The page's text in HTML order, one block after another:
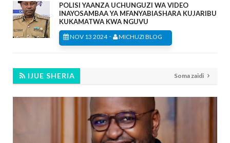
POLISI YAANZA UCHUNGUZI WA VIDEO
INAYOSAMBAA YA MFANYABIASHARA KUJARIBU
KUKAMATWA KWA NGUVU
NOV 13 2024- MICHUZI BLOG
IJUE SHERIA Soma zaidi